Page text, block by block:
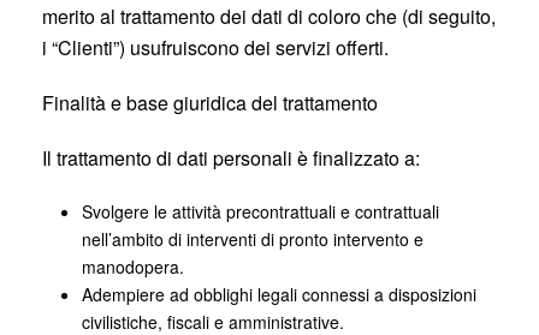
merito al trattamento dei dati di coloro che (di seguito,
i “Clienti”) usufruiscono dei servizi offerti.
Finalità e base giuridica del trattamento
Il trattamento di dati personali è finalizzato a:
Svolgere le attività precontrattuali e contrattuali
nell’ambito di interventi di pronto intervento e
manodopera.
Adempiere ad obblighi legali connessi a disposizioni
civilistiche, fiscali e amministrative.